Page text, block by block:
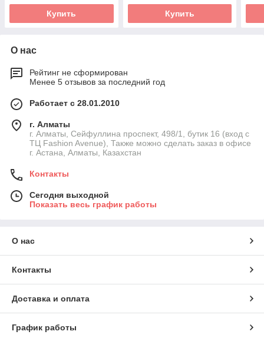
Купить Купить
О нас
Рейтинг не сформирован
Менее 5 отзывов за последний год
Работает с 28.01.2010
г. Алматы
г. Алматы, Сейфуллина проспект, 498/1, бутик 16 (вход с
ТЦ Fashion Avenue), Также можно сделать заказ в офисе
г. Астана, Алматы, Казахстан
Контакты
Сегодня выходной
Показать весь график работы
О нас
Контакты
Доставка и оплата
График работы